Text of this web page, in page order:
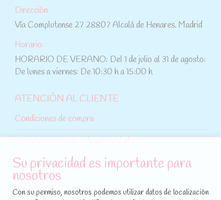
Dirección
Vía Complutense 27 28807 Alcalá de Henares. Madrid
Horario:
HORARIO DE VERANO: Del 1 de julio al 31 de agosto:
De lunes a viernes: De 10:30 h a 15:00 h
ATENCIÓN AL CLIENTE
Condiciones de compra
Política de cookies
SÍGUENOS EN REDES SOCIALES
Su privacidad es importante para
nosotros
Con su permiso, nosotros podemos utilizar datos de localización